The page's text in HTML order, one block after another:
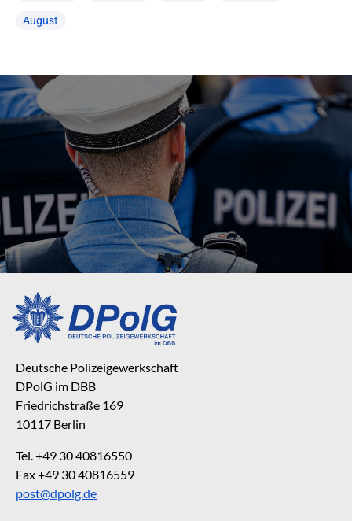
August
Deutsche Polizeigewerkschaft
DPolG im DBB
Friedrichstraße 169
10117 Berlin
Tel. +49 30 40816550
Fax +49 30 40816559
post@dpolg.de